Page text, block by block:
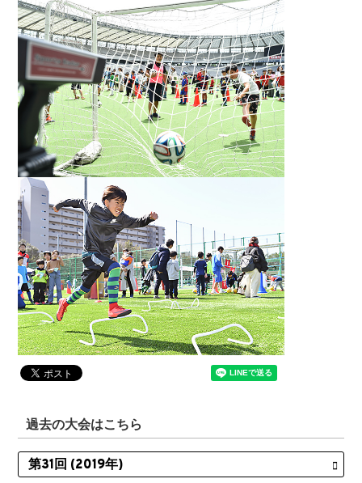
過去の大会はこちら